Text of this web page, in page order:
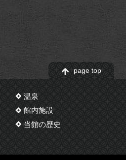
page top
温泉
館内施設
当館の歴史